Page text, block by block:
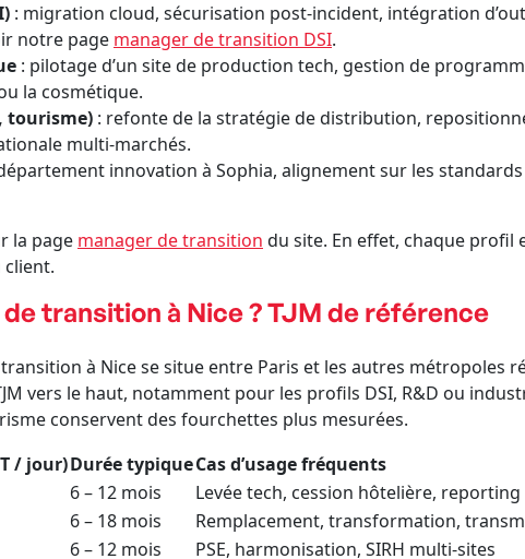
: migration cloud, sécurisation post-incident, intégration
notre page manager de transition DSI.
: pilotage d’un site de production tech, gestion de
la cosmétique.
tourisme) : refonte de la stratégie de distribution,
multi-marchés.
innovation à Sophia, alignement sur les
la page manager de transition du site. En effet, chaque profil
transition à Nice ? TJM de référence
à Nice se situe entre Paris et les autres métropoles
vers le haut, notamment pour les profils DSI, R&D ou
conservent des fourchettes plus mesurées.
/ jour)Durée typiqueCas d’usage fréquents
6 – 12 mois
Levée tech, cession hôtelière,
6 – 18 mois
Remplacement, transformation,
6 – 12 mois PSE, harmonisation, SIRH multi-sites